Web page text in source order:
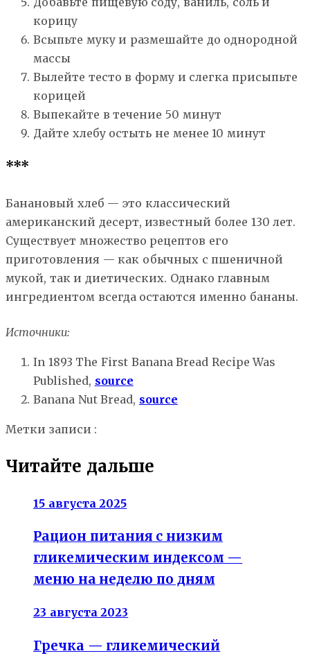
корицу
Всыпьте муку и размешайте до однородной
массы
Вылейте тесто в форму и слегка присыпьте
корицей
Выпекайте в течение 50 минут
Дайте хлебу остыть не менее 10 минут
***
Банановый хлеб — это классический
американский десерт, известный более 130 лет.
Существует множество рецептов его
приготовления — как обычных с пшеничной
мукой, так и диетических. Однако главным
ингредиентом всегда остаются именно бананы.
Источники:
In 1893 The First Banana Bread Recipe Was
Published, source
Banana Nut Bread, source
Метки записи :
Читайте дальше
15 августа 2025
Рацион питания с низким
гликемическим индексом —
меню на неделю по дням
23 августа 2023
Гречка — гликемический